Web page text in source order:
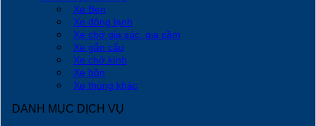
Xe Ben
Xe đông lạnh
Xe chở gia súc, gia cầm
Xe gắn cẩu
Xe chở kính
Xe bồn
Xe thùng khác
DANH MỤC DỊCH VỤ